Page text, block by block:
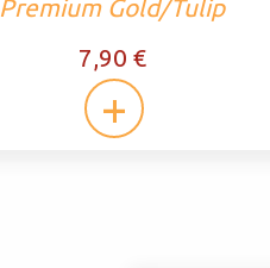
Premium Gold/Tulip
7,90 €